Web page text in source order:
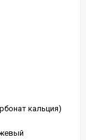
кальция)